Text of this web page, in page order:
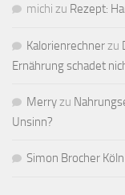
michi zu Rezept:
Kalorienrechnerzu
Ernährung schadet
Merryzu
Unsinn?
Simon Brocher Köln